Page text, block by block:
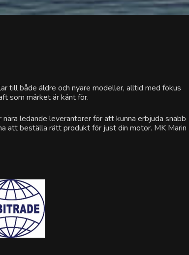
till både äldre och nyare modeller, alltid med fokus
som märket är känt för.
ledande leverantörer för att kunna erbjuda snabb
att beställa rätt produkt för just din motor. MK Marin